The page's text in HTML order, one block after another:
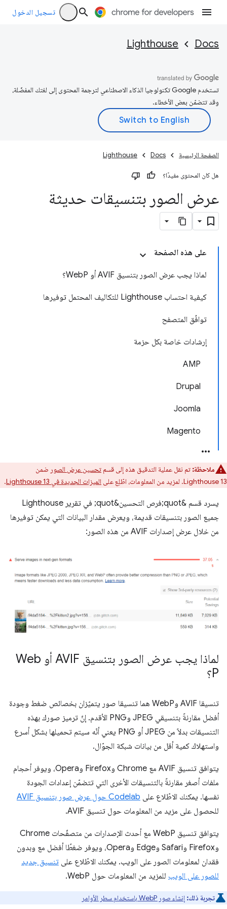
تسجيل الدخول
Docs
Lighthouse
تستخدم Google تكنولوجيا الذكاء الاصطناعي لترجمة المحتوى إلى لغتك المفضّلة،
وقد تتضمّن بعض الأخطاء.
الصفحة الرئيسية Docs
Lighthouse
هل كان المحتوى مفيدًا؟
عرض الصور بتنسيقات حديثة
على هذه الصفحة
لماذا يجب عرض الصور بتنسيق AVIF أو WebP؟
كيفية احتساب Lighthouse للتكاليف المحتمل توفيرها
توافُق المتصفح
إرشادات خاصة بكل حزمة
AMP
Drupal
Joomla
Magento
ملاحظة: تم نقل عملية التدقيق هذه إلى قسم تحسين عرض الصور ضمن
Lighthouse 13. لمزيد من المعلومات، اطّلِع على
الميزات الجديدة في Lighthouse 13 .
يسرد قسم &quot;فرص التحسين&quot; في تقرير Lighthouse
جميع الصور بتنسيقات قديمة، ويعرض مقدار البيانات التي يمكن توفيرها
من خلال عرض إصدارات AVIF من هذه الصور:
لماذا يجب عرض الصور بتنسيق AVIF أو Web
P؟
تنسيقا AVIF وWebP هما تنسيقا صور يتميّزان بخصائص ضغط وجودة
أفضل مقارنةً بتنسيقي JPEG وPNG الأقدم. إنّ ترميز صورك بهذه
التنسيقات بدلاً من JPEG أو PNG يعني أنّه سيتم تحميلها بشكل أسرع
واستهلاك كمية أقل من بيانات شبكة الجوّال.
يتوافق تنسيق AVIF مع Chrome وFirefox وOpera، ويوفر أحجام
ملفات أصغر مقارنةً بالتنسيقات الأخرى التي تتضمّن إعدادات الجودة
نفسها. يمكنك الاطّلاع على Codelab حول عرض صور بتنسيق AVIF
للحصول على مزيد من المعلومات حول تنسيق AVIF.
يتوافق تنسيق WebP مع أحدث الإصدارات من متصفّحات Chrome
وFirefox وSafari وEdge وOpera، ويوفر ضغطًا أفضل مع وبدون
فقدان لمعلومات الصور على الويب. يمكنك الاطّلاع على تنسيق جديد
للصور على الويب للمزيد من المعلومات حول WebP.
تجربة ذلك: إنشاء صور WebP باستخدام سطر الأوامر